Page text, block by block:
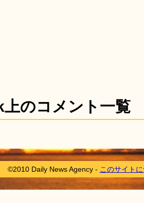
のコメント一覧
©2010 Daily News Agency - このサイト